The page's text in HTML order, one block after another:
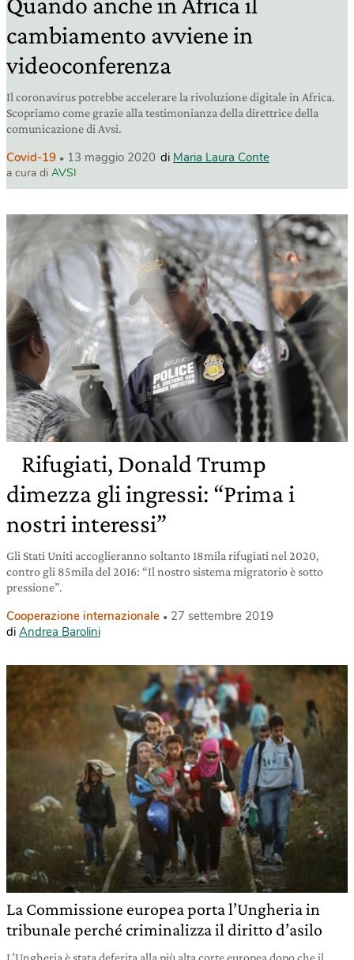
cambiamento avviene in
videoconferenza
Il coronavirus potrebbe accelerare la rivoluzione digitale in Africa.
Scopriamo come grazie alla testimonianza della direttrice della
comunicazione di Avsi.
Covid-19 13 maggio 2020 di Maria Laura Conte
a cura di AVSI
Rifugiati, Donald Trump
dimezza gli ingressi: “Prima i
nostri interessi”
Gli Stati Uniti accoglieranno soltanto 18mila rifugiati nel 2020,
contro gli 85mila del 2016: “Il nostro sistema migratorio è sotto
pressione”.
Cooperazione internazionale
27 settembre 2019
di Andrea Barolini
La Commissione europea porta l’Ungheria in
tribunale perché criminalizza il diritto d’asilo
L’Ungheria è stata deferita alla più alta corte europea dopo che il